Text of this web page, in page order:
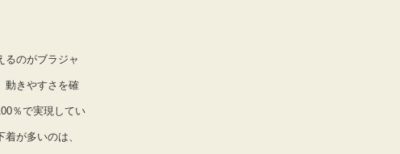
るのがブラジャ
動きやすさを確
％で実現してい
が多いのは、